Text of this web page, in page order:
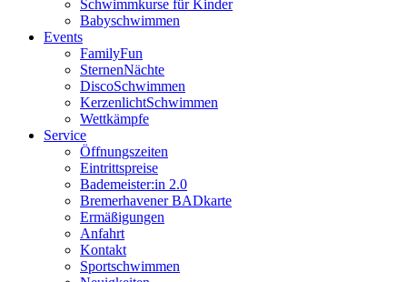
Schwimmkurse für Kinder
Babyschwimmen
Events
FamilyFun
SternenNächte
DiscoSchwimmen
KerzenlichtSchwimmen
Wettkämpfe
Service
Öffnungszeiten
Eintrittspreise
Bademeister:in 2.0
Bremerhavener BADkarte
Ermäßigungen
Anfahrt
Kontakt
Sportschwimmen